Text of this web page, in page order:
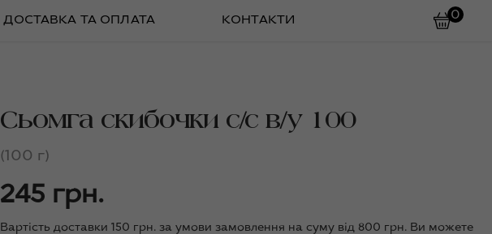
ДОСТАВКА ТА ОПЛАТА КОНТАКТИ 0
Сьомга скибочки с/с в/у 100
(100 г)
245 грн.
Вартість доставки 150 грн. за умови замовлення на суму від 800 грн. Ви можете